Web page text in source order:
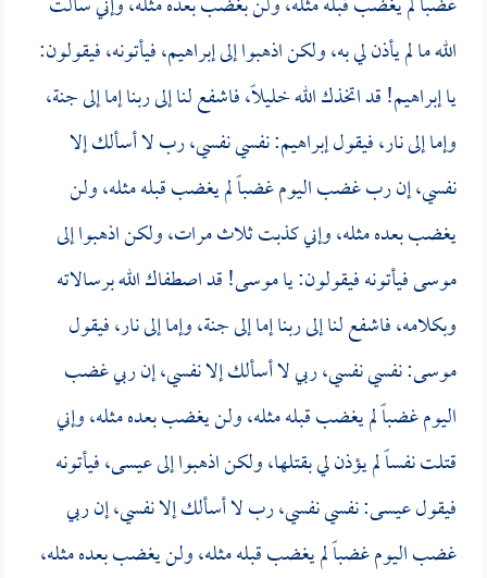
الله ما لم يأذن لي به، ولكن اذهبوا إلى إبراهيم، فيأتونه، فيقولون:
يا إبراهيم! قد اتخذك الله خليلاً، فاشفع لنا إلى ربنا إما إلى جنة،
وإما إلى نار، فيقول إبراهيم: نفسي نفسي، رب لا أسألك إلا
نفسي، إن رب غضب اليوم غضباً لم يغضب قبله مثله، ولن
يغضب بعده مثله، وإني كذبت ثلاث مرات، ولكن اذهبوا إلى
موسى فيأتونه فيقولون: يا موسى! قد اصطفاك الله برسالاته
وبكلامه، فاشفع لنا إلى ربنا إما إلى جنة، وإما إلى نار، فيقول
موسى: نفسي نفسي، ربي لا أسألك إلا نفسي، إن ربي غضب
اليوم غضباً لم يغضب قبله مثله، ولن يغضب بعده مثله، وإني
قتلت نفساً لم يؤذن لي بقتلها، ولكن اذهبوا إلى عيسى، فيأتونه
فيقول عيسى: نفسي نفسي، رب لا أسألك إلا نفسي، إن ربي
غضب اليوم غضباً لم يغضب قبله مثله، ولن يغضب بعده مثله،